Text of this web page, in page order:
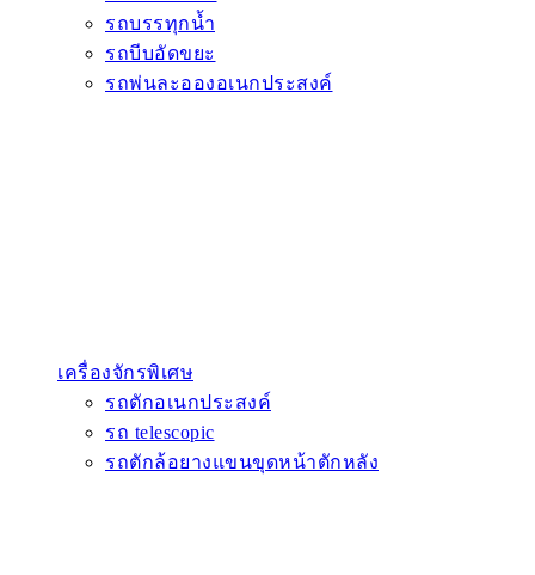
รถบรรทุกน้ำ
รถบีบอัดขยะ
รถพ่นละอองอเนกประสงค์
เครื่องจักรพิเศษ
รถตักอเนกประสงค์
รถ telescopic
รถตักล้อยางแขนขุดหน้าตักหลัง